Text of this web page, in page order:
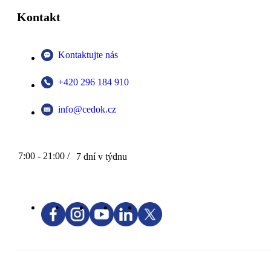
Kontakt
Kontaktujte nás
+420 296 184 910
info@cedok.cz
7:00 - 21:00 / 7 dní v týdnu